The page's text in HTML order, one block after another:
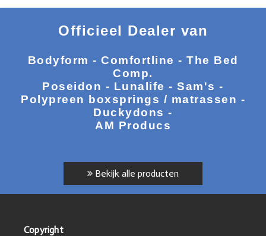
Officieel Dealer van
Bodyform - Comfortline - The Bed
Comp.
Poseidon - Lunalife - Sam's -
Polypreen boxsprings / matrassen -
Duckydons -
AM Producs
Bekijk alle producten
Copyright